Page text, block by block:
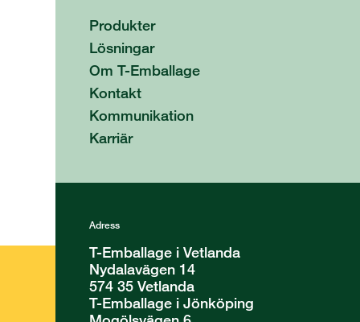
Produkter
Lösningar
Om T-Emballage
Kontakt
Kommunikation
Karriär
Adress
T-Emballage i Vetlanda
Nydalavägen 14
574 35 Vetlanda
T-Emballage i Jönköping